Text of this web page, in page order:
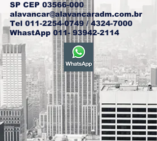
SP CEP 03566-000
alavancar@alavancaradm.com.br
Tel 011-2254-0749/4324-7000
WhastApp 011- 93942-2114